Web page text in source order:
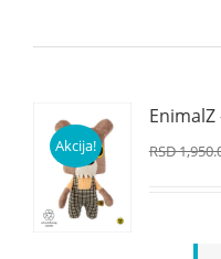
Akcija! RSD